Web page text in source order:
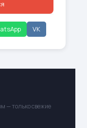
VK
— только свежие